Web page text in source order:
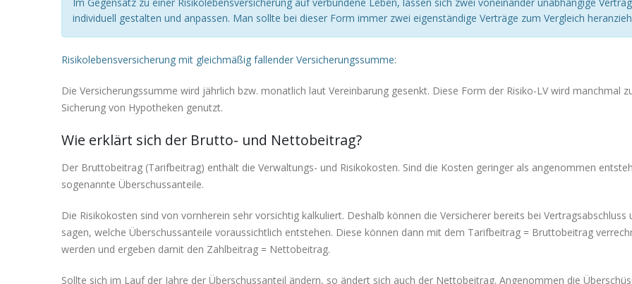
individuell gestalten und anpassen. Man sollte bei dieser Form immer zwei eigenständige Verträge zum Vergleich
Risikolebensversicherung mit gleichmäßig fallender Versicherungssumme:
Die Versicherungssumme wird jährlich bzw. monatlich laut Vereinbarung gesenkt. Diese Form der Risiko-LV wird manchmal
Sicherung von Hypotheken genutzt.
Wie erklärt sich der Brutto- und Nettobeitrag?
Der Bruttobeitrag (Tarifbeitrag) enthält die Verwaltungs- und Risikokosten. Sind die Kosten geringer als angenommen
sogenannte Überschussanteile.
Die Risikokosten sind von vornherein sehr vorsichtig kalkuliert. Deshalb können die Versicherer bereits bei Vertragsabschluss
sagen, welche Überschussanteile voraussichtlich entstehen. Diese können dann mit dem Tarifbeitrag = Bruttobeitrag
werden und ergeben damit den Zahlbeitrag = Nettobeitrag.
Sollte sich im Lauf der Jahre der Überschussanteil ändern, so ändert sich auch der Nettobeitrag. Angenommen die